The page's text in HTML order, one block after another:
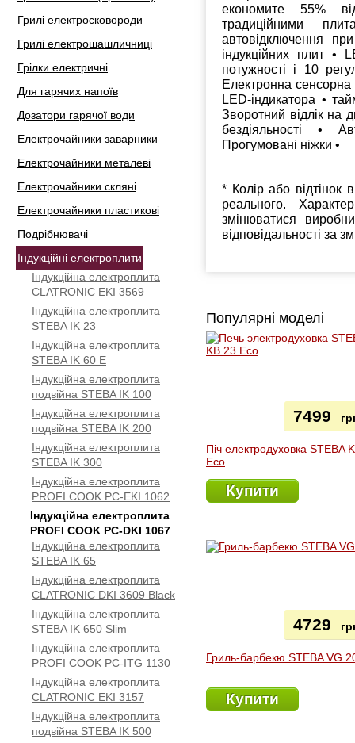
Грилі електросковороди
Грилі електрошашличниці
Грілки електричні
Для гарячих напоїв
Дозатори гарячої води
Електрочайники заварники
Електрочайники металеві
Електрочайники скляні
Електрочайники пластикові
Подрібнювачі
Індукційні електроплити
Індукційна електроплита
CLATRONIC EKI 3569
Індукційна електроплита
STEBA IK 23
Індукційна електроплита
STEBA IK 60 E
Індукційна електроплита
подвійна STEBA IK 100
Індукційна електроплита
подвійна STEBA IK 200
Індукційна електроплита
STEBA IK 300
Індукційна електроплита
PROFI COOK PC-EKI 1062
Індукційна електроплита
PROFI COOK PC-DKI 1067
Індукційна електроплита
STEBA IK 65
Індукційна електроплита
CLATRONIC DKI 3609 Black
Індукційна електроплита
STEBA IK 650 Slim
Індукційна електроплита
PROFI COOK PC-ITG 1130
Індукційна електроплита
CLATRONIC EKI 3157
Індукційна електроплита
подвійна STEBA IK 500
економите 55%
традиційними
автовідключення
індукційних плит •
потужності і 10
Електронна сенсорна
LED-індикатора •
Зворотний відлік на
бездіяльності •
Прогумовані ніжки •
* Колір або відтінок
реального.
змінюватися
відповідальності за
Популярні моделі
Піч електродуховка STEBA
Eco
7499
Купити
Гриль-барбекю STEBA VG
4729
Купити